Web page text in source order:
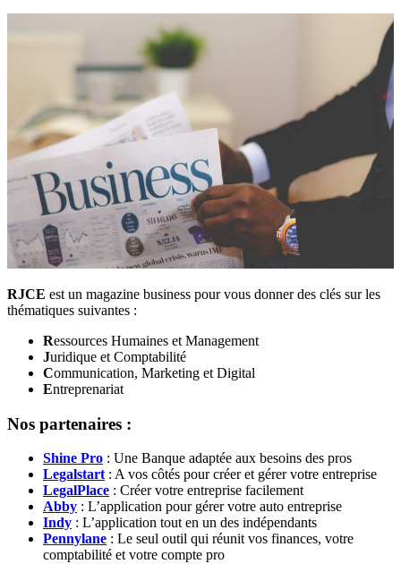
RJCE est un magazine business pour vous donner des clés sur les
thématiques suivantes :
Ressources Humaines et Management
Juridique et Comptabilité
Communication, Marketing et Digital
Entreprenariat
Nos partenaires :
Shine Pro : Une Banque adaptée aux besoins des pros
Legalstart: A vos côtés pour créer et gérer votre entreprise
LegalPlace : Créer votre entreprise facilement
Abby : L’application pour gérer votre auto entreprise
Indy : L’application tout en un des indépendants
Pennylane : Le seul outil qui réunit vos finances, votre
comptabilité et votre compte pro